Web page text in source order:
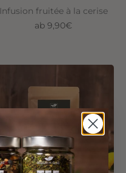
Infusion fruitée à la cerise
Angebot
ab 9,90€